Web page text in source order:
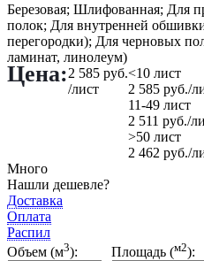
Березовая; Шлифованная; Для
полок; Для внутренней
перегородки); Для черновых
ламинат, линолеум)
Цена:2 585 руб.
/лист
<10 лист
2 585 руб./
11-49 лист
2 511 руб./
>50 лист
2 462 руб./
Много
Нашли дешевле?
Доставка
Оплата
Распил
Объем (м3): Площадь (м2):